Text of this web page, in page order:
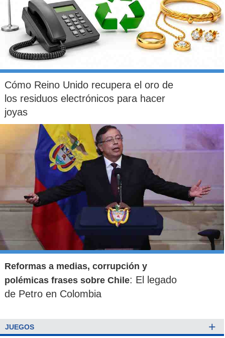
Cómo Reino Unido recupera el oro de
los residuos electrónicos para hacer
joyas
Reformas a medias, corrupción y
polémicas frases sobre Chile: El legado
de Petro en Colombia
JUEGOS +